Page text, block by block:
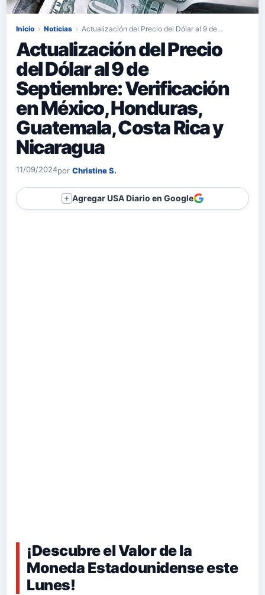
Inicio › Noticias › Actualización del Precio del Dólar al 9 de…
Actualización del Precio
del Dólar al 9 de
Septiembre: Verificación
en México, Honduras,
Guatemala, Costa Rica y
Nicaragua
11/09/2024por Christine S.
＋ Agregar USA Diario en Google
¡Descubre el Valor de la
Moneda Estadounidense este
Lunes!